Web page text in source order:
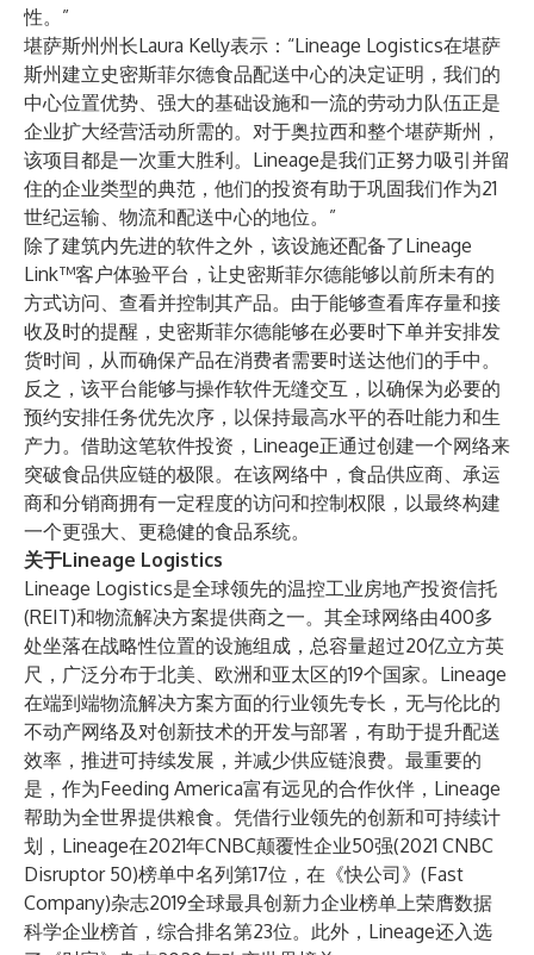
性。”
堪萨斯州州长Laura Kelly表示：“Lineage Logistics在堪萨
斯州建立史密斯菲尔德食品配送中心的决定证明，我们的
中心位置优势、强大的基础设施和一流的劳动力队伍正是
企业扩大经营活动所需的。对于奥拉西和整个堪萨斯州，
该项目都是一次重大胜利。Lineage是我们正努力吸引并留
住的企业类型的典范，他们的投资有助于巩固我们作为21
世纪运输、物流和配送中心的地位。”
除了建筑内先进的软件之外，该设施还配备了Lineage
Link™客户体验平台，让史密斯菲尔德能够以前所未有的
方式访问、查看并控制其产品。由于能够查看库存量和接
收及时的提醒，史密斯菲尔德能够在必要时下单并安排发
货时间，从而确保产品在消费者需要时送达他们的手中。
反之，该平台能够与操作软件无缝交互，以确保为必要的
预约安排任务优先次序，以保持最高水平的吞吐能力和生
产力。借助这笔软件投资，Lineage正通过创建一个网络来
突破食品供应链的极限。在该网络中，食品供应商、承运
商和分销商拥有一定程度的访问和控制权限，以最终构建
一个更强大、更稳健的食品系统。
关于Lineage Logistics
Lineage Logistics是全球领先的温控工业房地产投资信托
(REIT)和物流解决方案提供商之一。其全球网络由400多
处坐落在战略性位置的设施组成，总容量超过20亿立方英
尺，广泛分布于北美、欧洲和亚太区的19个国家。Lineage
在端到端物流解决方案方面的行业领先专长，无与伦比的
不动产网络及对创新技术的开发与部署，有助于提升配送
效率，推进可持续发展，并减少供应链浪费。最重要的
是，作为Feeding America富有远见的合作伙伴，Lineage
帮助为全世界提供粮食。凭借行业领先的创新和可持续计
划，Lineage在2021年CNBC颠覆性企业50强(2021 CNBC
Disruptor 50)榜单中名列第17位，在《快公司》(Fast
Company)杂志2019全球最具创新力企业榜单上荣膺数据
科学企业榜首，综合排名第23位。此外，Lineage还入选